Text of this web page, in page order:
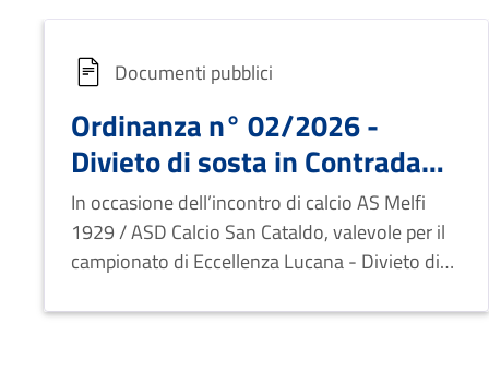
Documenti pubblici
Ordinanza n° 02/2026 -
Divieto di sosta in Contrada
Sant’Abruzzese, nell’area
antistante lo Stadio “A.
Valerio” e i Campi da Tennis
In occasione dell’incontro di calcio AS Melfi
1929 / ASD Calcio San Cataldo, valevole per il
campionato di Eccellenza Lucana - Divieto di